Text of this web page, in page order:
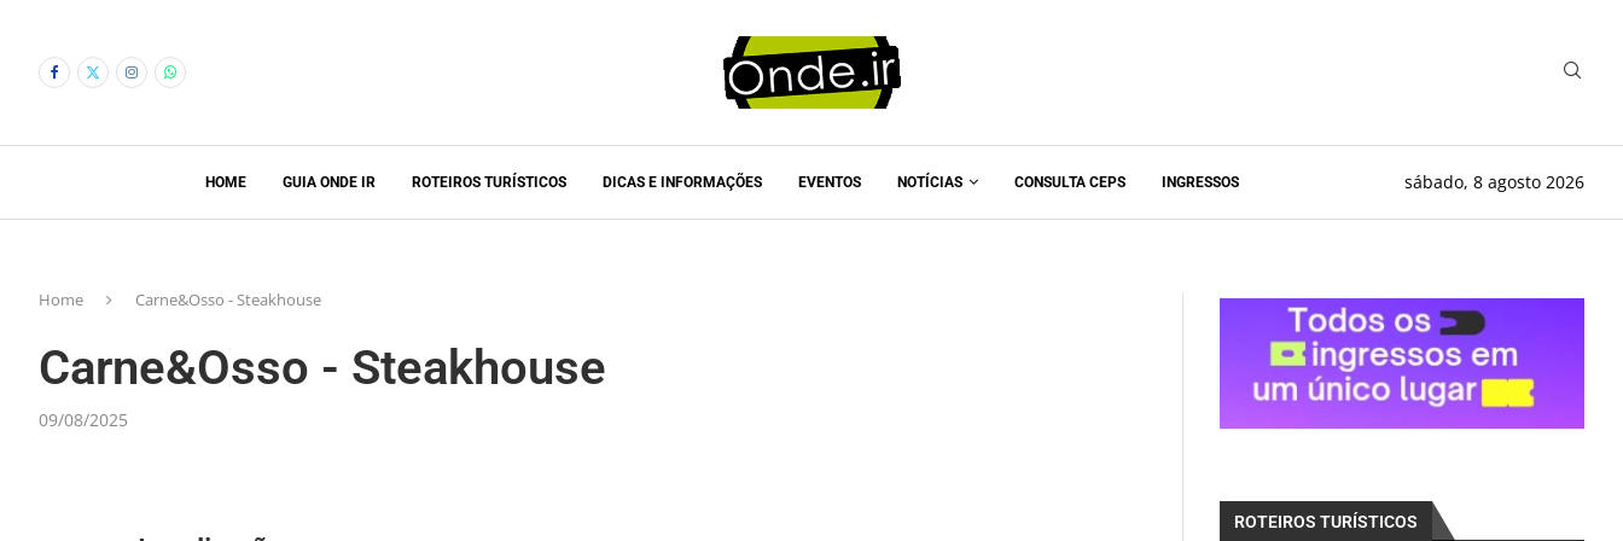
HOME GUIA ONDE IR ROTEIROS TURÍSTICOS DICAS E INFORMAÇÕES EVENTOS NOTÍCIAS CONSULTA CEPS INGRESSOS sábado, 8 agosto 2026
Home Carne&Osso - Steakhouse
Carne&Osso - Steakhouse
09/08/2025
ROTEIROS TURÍSTICOS